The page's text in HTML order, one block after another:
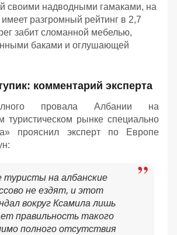
своими надводными гамаками, на
разгромный рейтинг в 2,7
забит сломанной мебелью,
баками и оглушающей
комментарий эксперта
провала Албании на
туристическом рынке специально
прояснил эксперт по Европе
туристы на албанские
не ездят, и этот
вокруг Ксамила лишь
правильность такого
полного отсутствия